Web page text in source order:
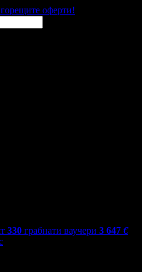
оферти!
330 грабнати ваучери 3 647 €